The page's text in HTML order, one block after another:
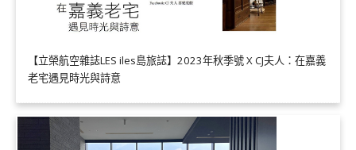
【立榮航空雜誌LES iles島旅誌】2023年秋季號 X CJ夫人：在嘉義
老宅遇見時光與詩意